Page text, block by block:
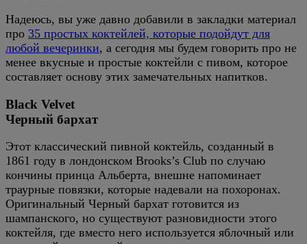
Надеюсь, вы уже давно добавили в закладки материал
про 35 простых коктейлей, которые подойдут для
любой вечеринки, а сегодня мы будем говорить про не
менее вкусные и простые коктейли с пивом, которое
составляет основу этих замечательных напитков.
Black Velvet
Черный бархат
Этот классический пивной коктейль, созданный в
1861 году в лондонском Brooks’s Club по случаю
кончины принца Альберта, внешне напоминает
траурные повязки, которые надевали на похоронах.
Оригинальный Черный бархат готовится из
шампанского, но существуют разновидности этого
коктейля, где вместо него используется яблочный или